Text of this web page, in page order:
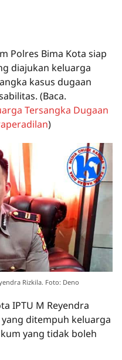
Polres Bima Kota siap
diajukan keluarga
kasus dugaan
(Baca.
Tersangka Dugaan
)
Rizkila. Foto: Deno
IPTU M Reyendra
ditempuh keluarga
yang tidak boleh